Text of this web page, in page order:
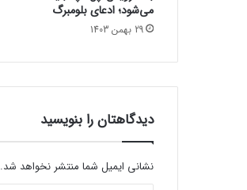
ن
م
ن
ا
ی
ا
و
ل
می‌شود؛ ادعای بلومبرگ
29 بهمن 1403
دیدگاهتان را بنویسید
نشانی ایمیل شما منتشر نخواهد شد.